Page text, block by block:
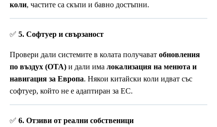
коли, частите са скъпи и бавно достъпни.
✅ 5. Софтуер и свързаност
Провери дали системите в колата получават обновления
по въздух (OTA) и дали има локализация на менюта и
навигация за Европа. Някои китайски коли идват със
софтуер, който не е адаптиран за ЕС.
✅ 6. Отзиви от реални собственици